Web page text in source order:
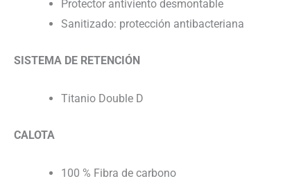
Protector antiviento desmontable
Sanitizado: protección antibacteriana
SISTEMA DE RETENCIÓN
Titanio Double D
CALOTA
100 % Fibra de carbono